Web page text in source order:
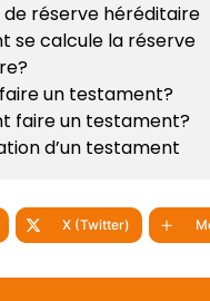
de réserve héréditaire
se calcule la réserve
un testament?
faire un testament?
d’un testament
X (Twitter)